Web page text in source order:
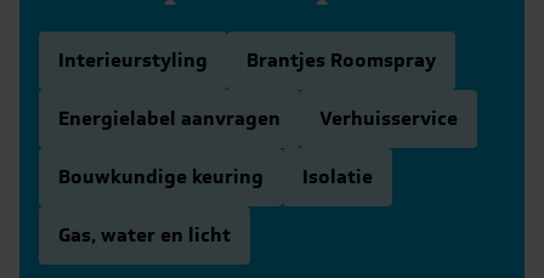
Interieurstyling Brantjes Roomspray
Energielabel aanvragen Verhuisservice
Bouwkundige keuring Isolatie
Gas, water en licht